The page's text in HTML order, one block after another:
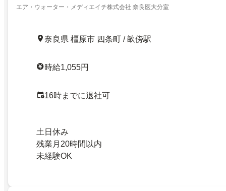
エア・ウォーター・メディエイチ株式会社 奈良医大分室
奈良県 橿原市 四条町 / 畝傍駅
時給1,055円
16時までに退社可
土日休み
残業月20時間以内
未経験OK